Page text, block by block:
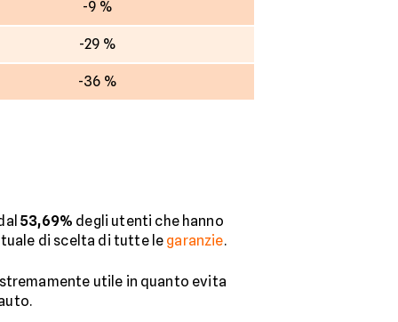
-9 %
-29 %
-36 %
53,69% degli utenti che hanno
di scelta di tutte le garanzie.
utile in quanto evita